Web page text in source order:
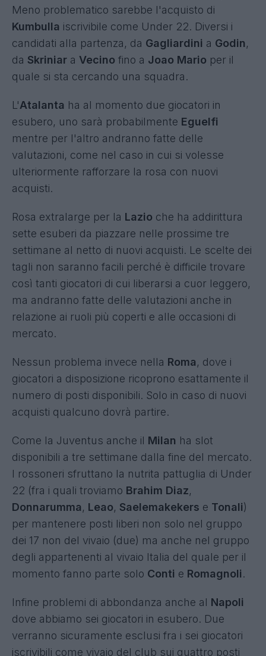
Meno problematico sarebbe l'acquisto di
Kumbulla iscrivibile come Under 22. Diversi i
candidati alla partenza, da Gagliardini a Godin,
da Skriniar a Vecino fino a Joao Mario per il
quale si sta cercando una squadra.
L'Atalanta ha al momento due giocatori in
esubero, uno sarà probabilmente Eguelfi
mentre per l'altro andranno fatte delle
valutazioni, come nel caso in cui si volesse
ulteriormente rafforzare la rosa con nuovi
acquisti.
Rosa extralarge per la Lazio che ha addirittura
sette esuberi da piazzare nelle prossime tre
settimane al netto di nuovi acquisti. Le scelte dei
tagli non saranno facili perché è difficile trovare
così tanti giocatori di cui liberarsi a cuor leggero,
ma andranno fatte delle valutazioni anche in
relazione ai ruoli più coperti e alle occasioni di
mercato.
Nessun problema invece nella Roma, dove i
giocatori a disposizione ricoprono esattamente il
numero di posti disponibili. Solo in caso di nuovi
acquisti qualcuno dovrà partire.
Come la Juventus anche il Milan ha slot
disponibili a tre settimane dalla fine del mercato.
I rossoneri sfruttano la nutrita pattuglia di Under
22 (fra i quali troviamo Brahim Diaz,
Donnarumma, Leao, Saelemakekers e Tonali)
per mantenere posti liberi non solo nel gruppo
dei 17 non del vivaio (due) ma anche nel gruppo
degli appartenenti al vivaio Italia del quale per il
momento fanno parte solo Conti e Romagnoli.
Infine problemi di abbondanza anche al Napoli
dove abbiamo sei giocatori in esubero. Due
verranno sicuramente esclusi fra i sei giocatori
iscrivibili come vivaio del club sui quattro posti